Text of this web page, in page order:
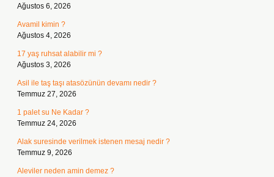
Ağustos 6, 2026
Avamil kimin ?
Ağustos 4, 2026
17 yaş ruhsat alabilir mi ?
Ağustos 3, 2026
Asil ile taş taşı atasözünün devamı nedir ?
Temmuz 27, 2026
1 palet su Ne Kadar ?
Temmuz 24, 2026
Alak suresinde verilmek istenen mesaj nedir ?
Temmuz 9, 2026
Aleviler neden amin demez ?